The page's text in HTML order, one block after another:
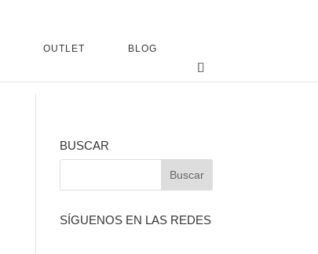
OUTLET BLOG
BUSCAR
SÍGUENOS EN LAS REDES